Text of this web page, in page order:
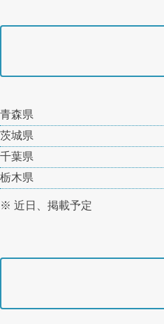
青森県
茨城県
千葉県
栃木県
※ 近日、掲載予定